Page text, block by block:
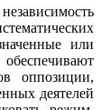
или
оппозиции,
деятелей